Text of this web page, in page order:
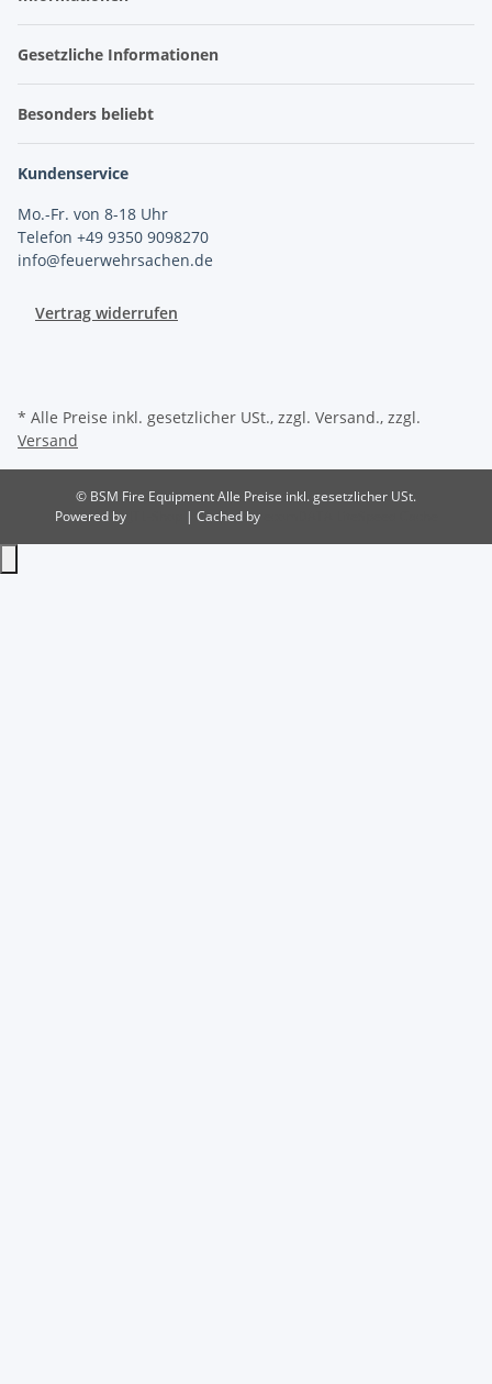
Gesetzliche Informationen
Besonders beliebt
Kundenservice
Mo.-Fr. von 8-18 Uhr
Telefon +49 9350 9098270
info@feuerwehrsachen.de
Vertrag widerrufen
* Alle Preise inkl. gesetzlicher USt., zzgl. Versand., zzgl.
Versand
© BSM Fire EquipmentAlle Preise inkl. gesetzlicher USt.
Powered by
| Cached by